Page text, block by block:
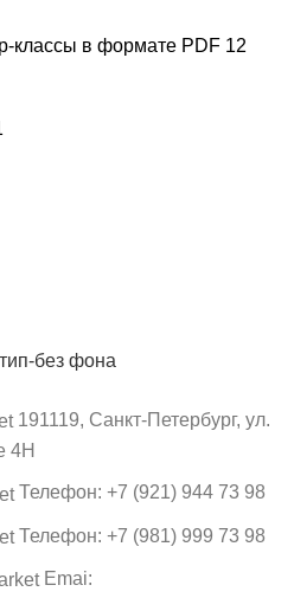
классы в формате PDF 12
191119, Санкт-Петербург, ул.
4Н
Телефон: +7 (921) 944 73 98
Телефон: +7 (981) 999 73 98
Emai: